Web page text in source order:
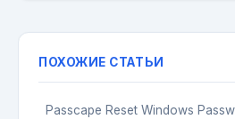
ПОХОЖИЕ СТАТЬИ
Passcape Reset Windows